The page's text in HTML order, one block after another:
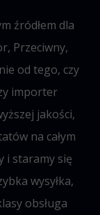
źródłem dla
Przeciwny,
od tego, czy
importer
jakości,
na całym
i staramy się
wysyłka,
obsługa